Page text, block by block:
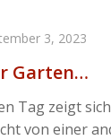
3, 2023
Garten…
Tag zeigt
von einer